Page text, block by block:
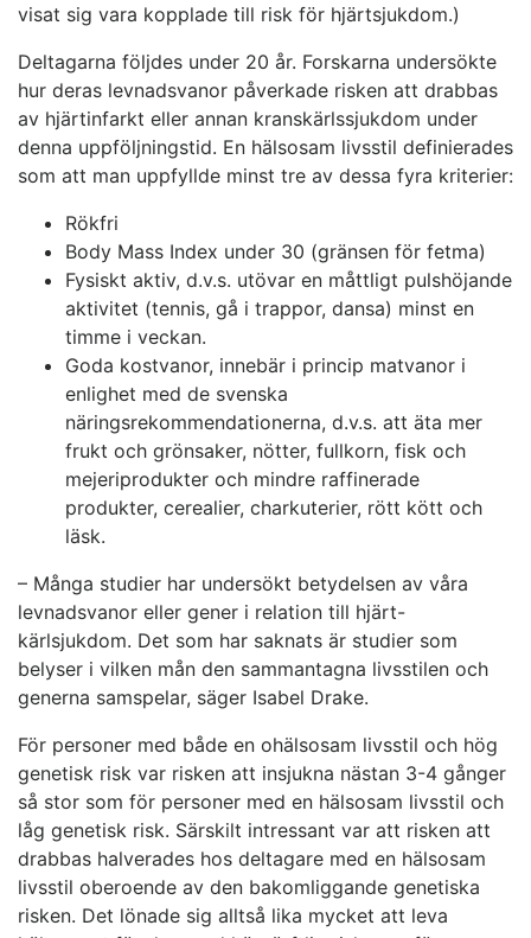
visat sig vara kopplade till risk för hjärtsjukdom.)
Deltagarna följdes under 20 år. Forskarna undersökte
hur deras levnadsvanor påverkade risken att drabbas
av hjärtinfarkt eller annan kranskärlssjukdom under
denna uppföljningstid. En hälsosam livsstil definierades
som att man uppfyllde minst tre av dessa fyra kriterier:
Rökfri
Body Mass Index under 30 (gränsen för fetma)
Fysiskt aktiv, d.v.s. utövar en måttligt pulshöjande
aktivitet (tennis, gå i trappor, dansa) minst en
timme i veckan.
Goda kostvanor, innebär i princip matvanor i
enlighet med de svenska
näringsrekommendationerna, d.v.s. att äta mer
frukt och grönsaker, nötter, fullkorn, fisk och
mejeriprodukter och mindre raffinerade
produkter, cerealier, charkuterier, rött kött och
läsk.
– Många studier har undersökt betydelsen av våra
levnadsvanor eller gener i relation till hjärt-
kärlsjukdom. Det som har saknats är studier som
belyser i vilken mån den sammantagna livsstilen och
generna samspelar, säger Isabel Drake.
För personer med både en ohälsosam livsstil och hög
genetisk risk var risken att insjukna nästan 3-4 gånger
så stor som för personer med en hälsosam livsstil och
låg genetisk risk. Särskilt intressant var att risken att
drabbas halverades hos deltagare med en hälsosam
livsstil oberoende av den bakomliggande genetiska
risken. Det lönade sig alltså lika mycket att leva